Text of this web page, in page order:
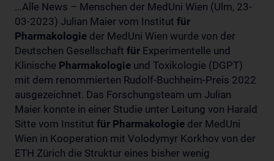
...Alle News – Menschen der MedUni Wien (Ulm, 23-
03-2023) Julian Maier vom Institut für
Pharmakologie der MedUni Wien wurde von der
Deutschen Gesellschaft für Experimentelle und
Klinische Pharmakologie und Toxikologie (DGPT)
mit dem renommierten Rudolf-Buchheim-Preis 2022
ausgezeichnet. Das Forschungsteam um Julian
Maier konnte in einer Studie unter Leitung von Harald
Sitte vom Institut für Pharmakologie der MedUni
Wien in Kooperation mit Volodymyr Korkhov von der
ETH Zürich die Struktur eines bisher wenig